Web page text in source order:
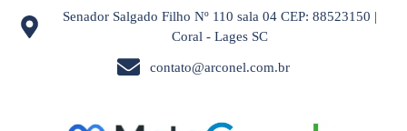
Senador Salgado Filho Nº 110 sala 04 CEP: 88523150 |
Coral - Lages SC
contato@arconel.com.br